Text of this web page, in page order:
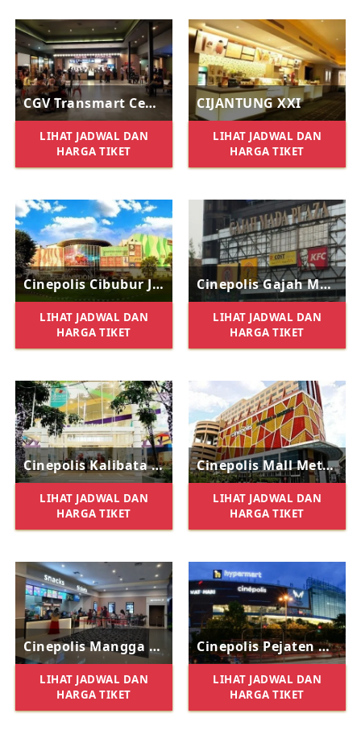
CGV Transmart Cempaka Putih
LIHAT JADWAL DAN
HARGA TIKET
CIJANTUNG XXI
LIHAT JADWAL DAN
HARGA TIKET
Cinepolis Cibubur Junction
LIHAT JADWAL DAN
HARGA TIKET
Cinepolis Gajah Mada Plaza
LIHAT JADWAL DAN
HARGA TIKET
Cinepolis Kalibata City Square
LIHAT JADWAL DAN
HARGA TIKET
Cinepolis Mall Metro Kebayoran
LIHAT JADWAL DAN
HARGA TIKET
Cinepolis Mangga Dua Square
LIHAT JADWAL DAN
HARGA TIKET
Cinepolis Pejaten Village
LIHAT JADWAL DAN
HARGA TIKET